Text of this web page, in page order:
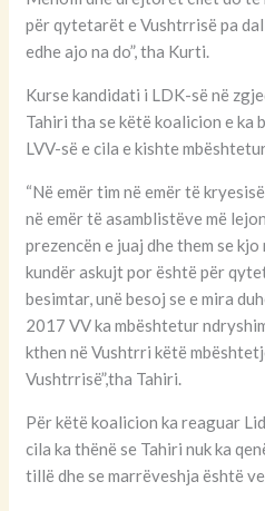
për qytetarët e Vushtrrisë pa
edhe ajo na do”, tha Kurti.
Kurse kandidati i LDK-së në
Tahiri tha se këtë koalicion e ka
LVV-së e cila e kishte
“Në emër tim në emër të
në emër të asamblistëve më
prezencën e juaj dhe them se
kundër askujt por është për
besimtar, unë besoj se e mira
2017 VV ka mbështetur
kthen në Vushtrri këtë
Vushtrrisë”,tha Tahiri.
Për këtë koalicion ka reaguar
cila ka thënë se Tahiri nuk ka
tillë dhe se marrëveshja është